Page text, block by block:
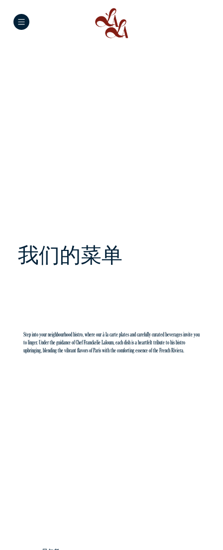
我们的菜单
Step into your neighbourhood bistro, where our à la carte plates and carefully curated beverages invite you
to linger. Under the guidance of Chef Franckelie Laloum, each dish is a heartfelt tribute to his bistro
upbringing, blending the vibrant flavors of Paris with the comforting essence of the French Riviera.